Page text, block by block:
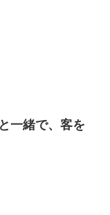
一緒で、客を